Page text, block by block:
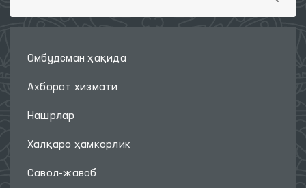
Омбудсман ҳақида
Ахборот хизмати
Нашрлар
Халқаро ҳамкорлик
Савол-жавоб